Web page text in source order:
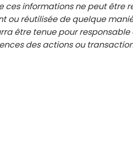
ces informations ne peut être
ou réutilisée de quelque
être tenue pour
des actions ou